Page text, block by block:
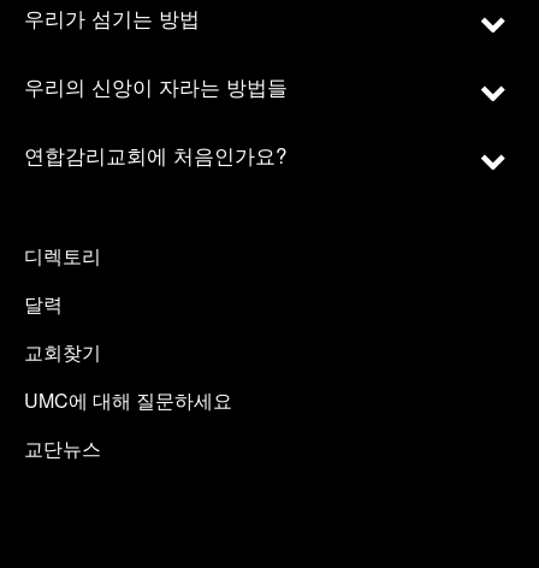
우리가 섬기는 방법
우리의 신앙이 자라는 방법들
연합감리교회에 처음인가요?
디렉토리
달력
교회찾기
UMC에 대해 질문하세요
교단뉴스